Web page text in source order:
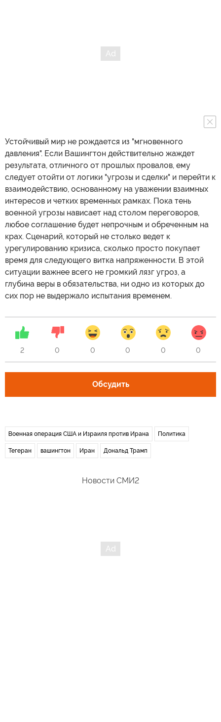
Устойчивый мир не рождается из "мгновенного
давления". Если Вашингтон действительно жаждет
результата, отличного от прошлых провалов, ему
следует отойти от логики "угрозы и сделки" и перейти к
взаимодействию, основанному на уважении взаимных
интересов и четких временных рамках. Пока тень
военной угрозы нависает над столом переговоров,
любое соглашение будет непрочным и обреченным на
крах. Сценарий, который не столько ведет к
урегулированию кризиса, сколько просто покупает
время для следующего витка напряженности. В этой
ситуации важнее всего не громкий лязг угроз, а
глубина веры в обязательства, ни одно из которых до
сих пор не выдержало испытания временем.
2 0 0 0 0 0
Обсудить
Военная операция США и Израиля против Ирана Политика
Тегеран вашингтон Иран Дональд Трамп
Новости СМИ2